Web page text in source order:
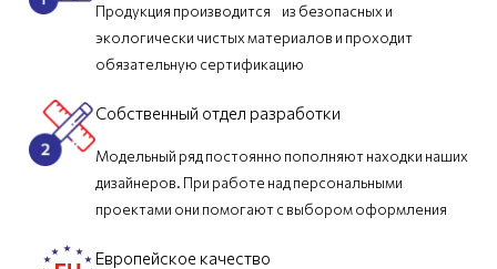
Продукция производится из безопасных и
экологически чистых материалов и проходит
обязательную сертификацию
Собственный отдел разработки
Модельный ряд постоянно пополняют находки наших
дизайнеров. При работе над персональными
проектами они помогают с выбором оформления
Европейское качество